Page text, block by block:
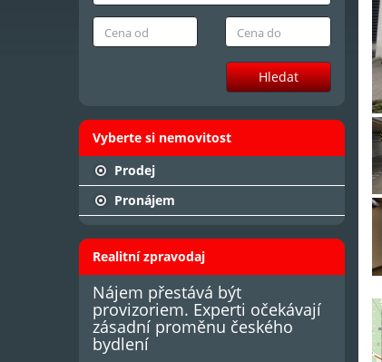
Hledat
Vyberte si nemovitost
Prodej
Pronájem
Realitní zpravodaj
Nájem přestává být
provizoriem. Experti očekávají
zásadní proměnu českého
bydlení